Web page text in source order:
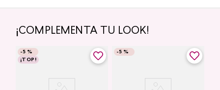
¡COMPLEMENTA TU LOOK!
-5 %
¡TOP!
-5 %